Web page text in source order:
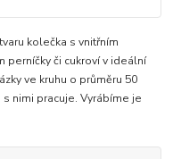
kolečka s vnitřním
perníčky či cukroví v ideální
ve kruhu o průměru 50
nimi pracuje. Vyrábíme je